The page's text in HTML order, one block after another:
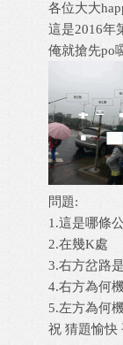
各位大大
這是2016年
俺就搶先po
問題:
1.這是哪條
2.在幾K處
3.右方岔路
4.右方為何
5.左方為何
祝 猜題愉快